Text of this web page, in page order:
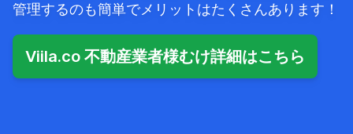
管理するのも簡単でメリットはたくさんあります！
Viila.co 不動産業者様むけ詳細はこちら